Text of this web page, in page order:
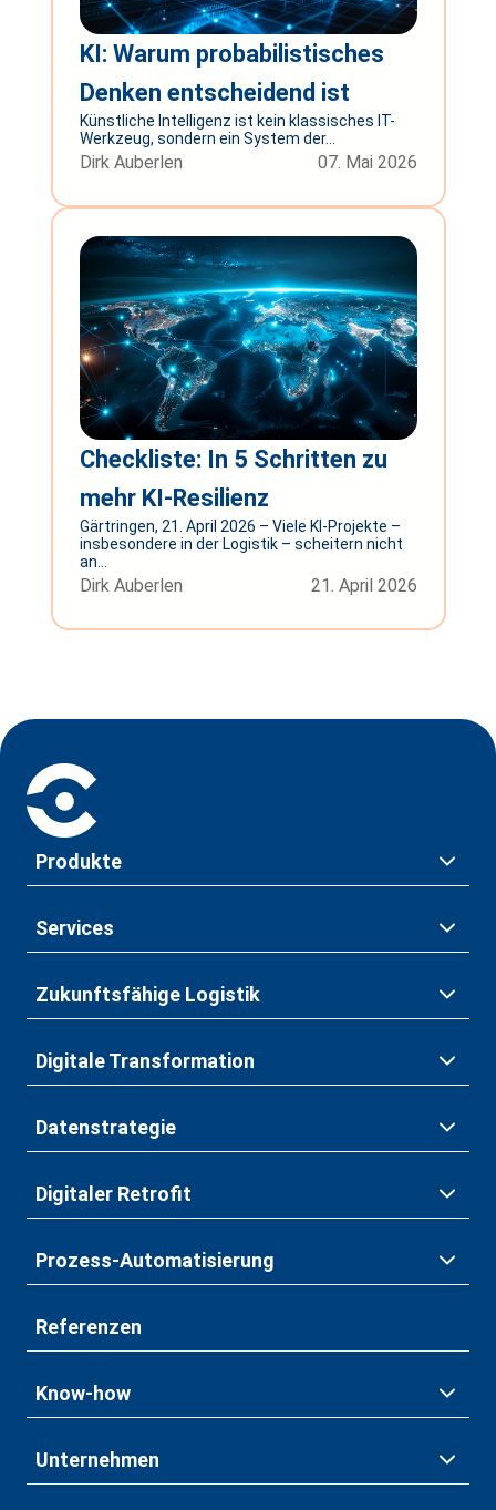
KI: Warum probabilistisches
Denken entscheidend ist
Künstliche Intelligenz ist kein klassisches IT-
Werkzeug, sondern ein System der...
Dirk Auberlen 07. Mai 2026
Checkliste: In 5 Schritten zu
mehr KI-Resilienz
Gärtringen, 21. April 2026 – Viele KI-Projekte –
insbesondere in der Logistik – scheitern nicht
an...
Dirk Auberlen 21. April 2026
Produkte
Services
Zukunftsfähige Logistik
Digitale Transformation
Datenstrategie
Digitaler Retrofit
Prozess-Automatisierung
Referenzen
Know-how
Unternehmen